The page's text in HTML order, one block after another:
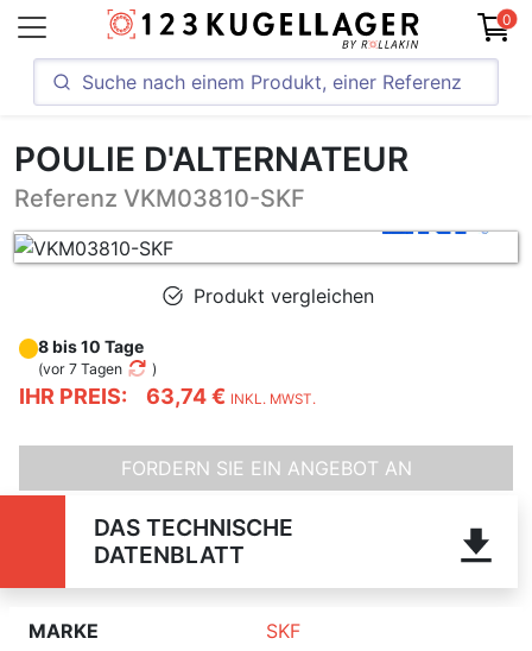
0
POULIE D'ALTERNATEUR
Referenz VKM03810-SKF
Produkt vergleichen
IHR PREIS: 63,74 € INKL. MWST.
8 bis 10 Tage
(vor 7 Tagen )
FORDERN SIE EIN ANGEBOT AN
DAS TECHNISCHE
DATENBLATT
MARKE SKF